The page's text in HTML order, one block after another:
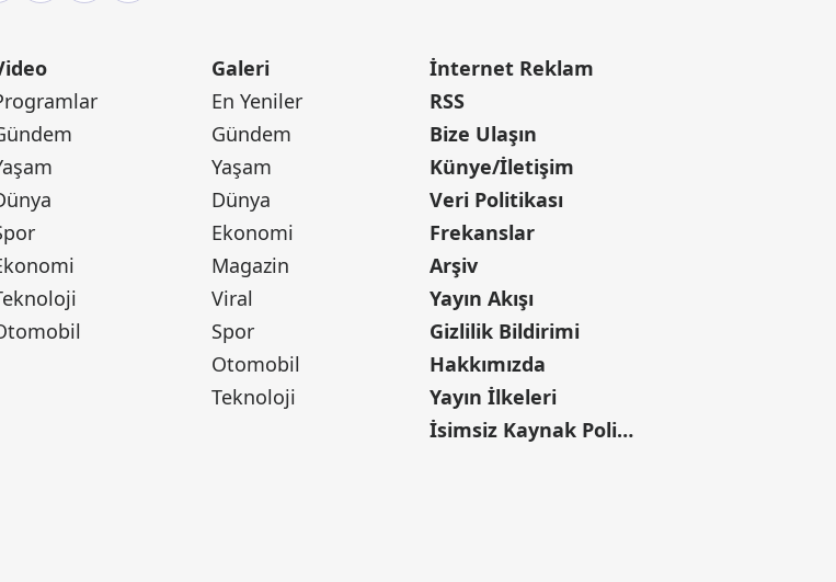
Galeri
En Yeniler
Gündem
Yaşam
Dünya
Ekonomi
Magazin
Viral
Spor
Otomobil
Teknoloji
İnternet Reklam
RSS
Bize Ulaşın
Künye/İletişim
Veri Politikası
Frekanslar
Arşiv
Yayın Akışı
Gizlilik Bildirimi
Hakkımızda
Yayın İlkeleri
İsimsiz Kaynak Politikası